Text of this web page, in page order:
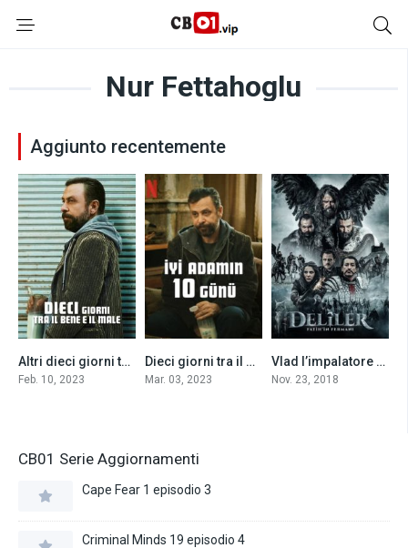
Nur Fettahoglu
Aggiunto recentemente
0
Altri dieci giorni tra il bene e il male(2023)
Feb. 10, 2023
6.6
Dieci giorni tra il bene e il male (2023)
Mar. 03, 2023
5.3Vlad l’impalatore (2018)
Nov. 23, 2018
CB01 Serie Aggiornamenti
Cape Fear 1 episodio 3
Criminal Minds 19 episodio 4